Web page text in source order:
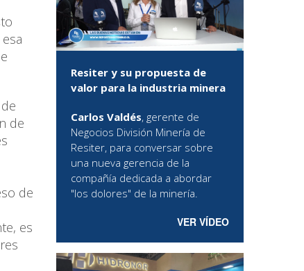
de
de
es
Resiter y su propuesta de
valor para la industria minera
Carlos Valdés, gerente de
Negocios División Minería de
Resiter, para conversar sobre
una nueva gerencia de la
compañía dedicada a abordar
"los dolores" de la minería.
VER VÍDEO